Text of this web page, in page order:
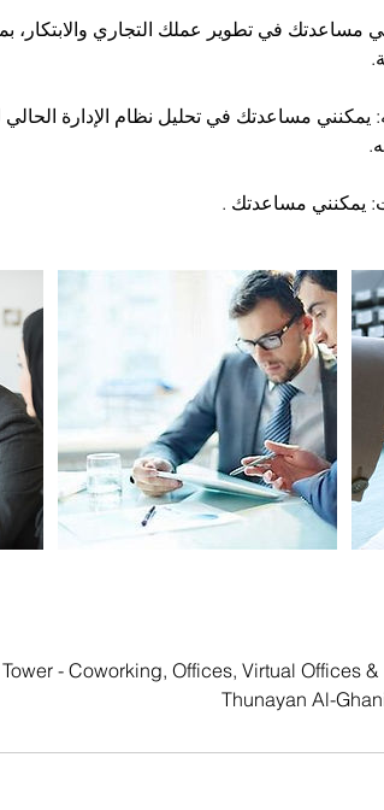
مساعدتك في تطوير عملك التجاري
يمكنني مساعدتك في تحليل نظام الإدارة
- Coworking, Offices, Virtual Offices
Thunayan Al-